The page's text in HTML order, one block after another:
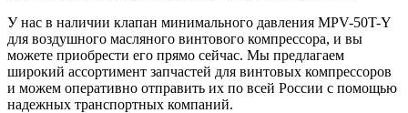
У нас в наличии клапан минимального давления MPV-50T-Y
для воздушного масляного винтового компрессора, и вы
можете приобрести его прямо сейчас. Мы предлагаем
широкий ассортимент запчастей для винтовых компрессоров
и можем оперативно отправить их по всей России с помощью
надежных транспортных компаний.